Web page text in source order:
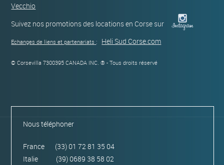
Vecchio
Suivez nos promotions des locations en Corse sur
Echanges de liens et partenariats : Heli Sud Corse.com
© Corsevilla 7300395 CANADA INC. ® - Tous droits réservé
Nous téléphoner
France (33) 01 72 81 35 04
Italie (39) 0689 38 58 02